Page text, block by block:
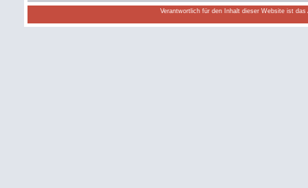
Verantwortlich für den Inhalt dieser Website ist